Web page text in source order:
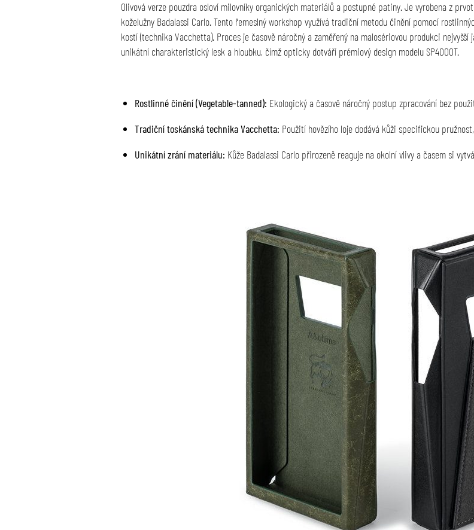
Olivová verze pouzdra osloví milovníky organických materiálů a postupné patiny. Je vyrobena z
koželužny Badalassi Carlo. Tento řemeslný workshop využívá tradiční metodu činění pomocí
kostí (technika Vacchetta). Proces je časově náročný a zaměřený na malosériovou produkci
unikátní charakteristický lesk a hloubku, čímž opticky dotváří prémiový design modelu SP4000T.
Rostlinné činění (Vegetable-tanned): Ekologický a časově náročný postup zpracování bez
Tradiční toskánská technika Vacchetta: Použití hovězího loje dodává kůži specifickou
Unikátní zrání materiálu: Kůže Badalassi Carlo přirozeně reaguje na okolní vlivy a časem si